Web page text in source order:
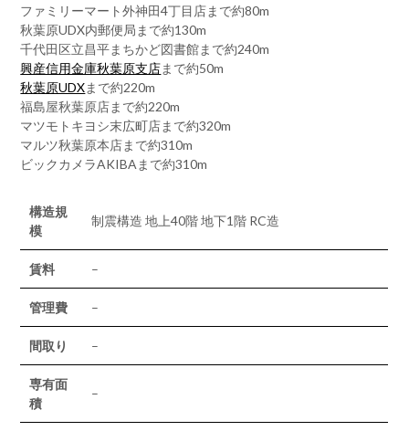
ファミリーマート外神田4丁目店まで約80m
秋葉原UDX内郵便局まで約130m
千代田区立昌平まちかど図書館まで約240m
興産信用金庫秋葉原支店まで約50m
秋葉原UDXまで約220m
福島屋秋葉原店まで約220m
マツモトキヨシ末広町店まで約320m
マルツ秋葉原本店まで約310m
ビックカメラAKIBAまで約310m
構造規
模
制震構造 地上40階 地下1階 RC造
賃料 –
管理費 –
間取り –
専有面
積
–